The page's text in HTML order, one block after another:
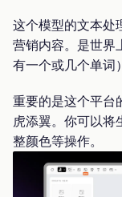
这个模型的文本处
营销内容。是世界
有一个或几个单词
重要的是这个平台
虎添翼。你可以将
整颜色等操作。